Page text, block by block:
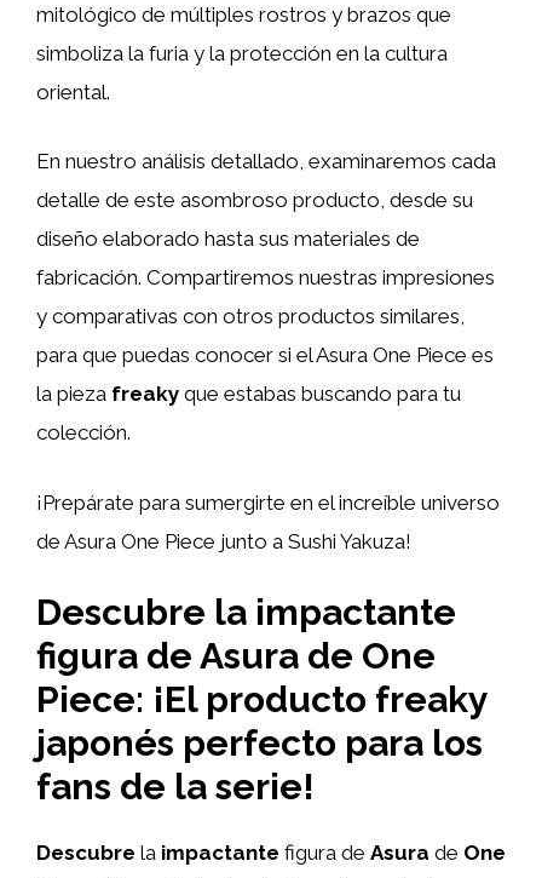
mitológico de múltiples rostros y brazos que
simboliza la furia y la protección en la cultura
oriental.
En nuestro análisis detallado, examinaremos cada
detalle de este asombroso producto, desde su
diseño elaborado hasta sus materiales de
fabricación. Compartiremos nuestras impresiones
y comparativas con otros productos similares,
para que puedas conocer si el Asura One Piece es
la pieza freaky que estabas buscando para tu
colección.
¡Prepárate para sumergirte en el increíble universo
de Asura One Piece junto a Sushi Yakuza!
Descubre la impactante
figura de Asura de One
Piece: ¡El producto freaky
japonés perfecto para los
fans de la serie!
Descubre la impactante figura de Asura de One